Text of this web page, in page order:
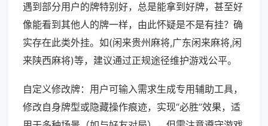
遇到部分用户的牌特别好，总是能拿到好牌，甚至好
像能看到其他人的牌一样，由此怀疑是不是有挂？确
实存在此类外挂。如(闲来贵州麻将,广东闲来麻将,闲
来陕西麻将)等，建议通过正规途径维护游戏公平。
自定义修改牌：用户可输入需求生成专用辅助工具，
修改自身牌型或隐藏操作痕迹，实现“必胜”效果，适